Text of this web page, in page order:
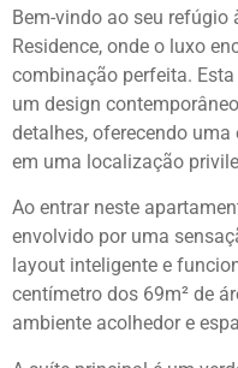
Bem-vindo ao seu refúgio
Residence, onde o luxo
combinação perfeita.
um design
detalhes, oferecendo
em uma localização
Ao entrar neste
envolvido por uma
layout inteligente e
centímetro dos 69m² de
ambiente acolhedor e